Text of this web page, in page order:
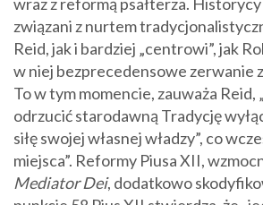
związani z nurtem
Reid, jak i bardziej „centrowi”, jak
w niej bezprecedensowe zerwanie
To w tym momencie, zauważa Reid,
odrzucić starodawną Tradycję
siłę swojej własnej władzy”, co
miejsca”. Reformy Piusa XII,
Mediator Dei, dodatkowo